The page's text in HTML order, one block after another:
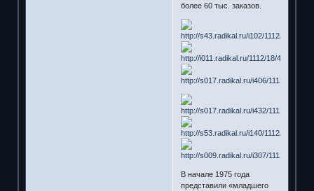
более 60 тыс. заказов.
В начале 1975 года
представили «младшего